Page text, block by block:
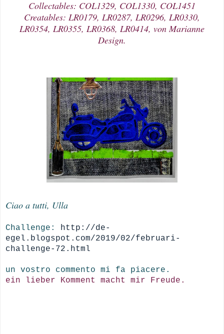
Collectables: COL1329, COL1330, COL1451
Creatables: LR0179, LR0287, LR0296, LR0330,
LR0354, LR0355, LR0368, LR0414, von Marianne
Design.
Ciao a tutti, Ulla
Challenge: http://de-
egel.blogspot.com/2019/02/februari-
challenge-72.html
un vostro commento mi fa piacere.
ein lieber Komment macht mir Freude.